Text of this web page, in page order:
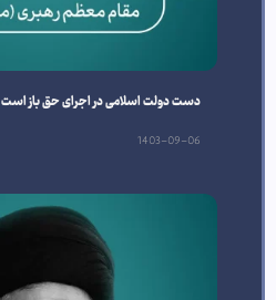
دست دولت اسلامی در اجرای حق باز است
1403-09-06